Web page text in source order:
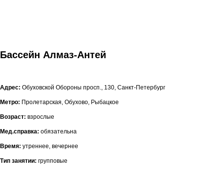
Бассейн Алмаз-Антей
Адрес: Обуховской Обороны просп., 130, Санкт-Петербург
Метро: Пролетарская, Обухово, Рыбацкое
Возраст: взрослые
Мед.справка: обязательна
Время: утреннее, вечернее
Тип занятии: групповые